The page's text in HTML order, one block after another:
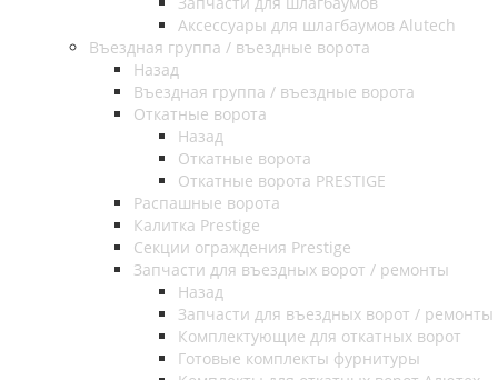
Аксессуары для шлагбаумов Alutech
Въездная группа / въездные ворота
Назад
Въездная группа / въездные ворота
Откатные ворота
Назад
Откатные ворота
Откатные ворота PRESTIGE
Распашные ворота
Калитка Prestige
Секции ограждения Prestige
Запчасти для въездных ворот / ремонты
Назад
Запчасти для въездных ворот / ремонты
Комплектующие для откатных ворот
Готовые комплекты фурнитуры